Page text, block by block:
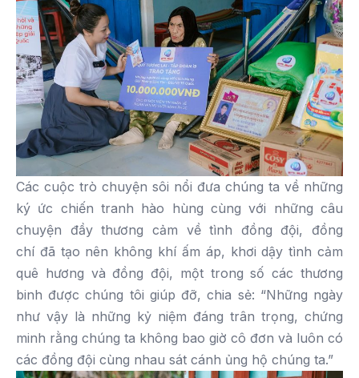
Các cuộc trò chuyện sôi nổi đưa chúng ta về những
ký ức chiến tranh hào hùng cùng với những câu
chuyện đầy thương cảm về tình đồng đội, đồng
chí đã tạo nên không khí ấm áp, khơi dậy tình cảm
quê hương và đồng đội, một trong số các thương
binh được chúng tôi giúp đỡ, chia sẻ: “Những ngày
như vậy là những kỷ niệm đáng trân trọng, chứng
minh rằng chúng ta không bao giờ cô đơn và luôn có
các đồng đội cùng nhau sát cánh ủng hộ chúng ta.”